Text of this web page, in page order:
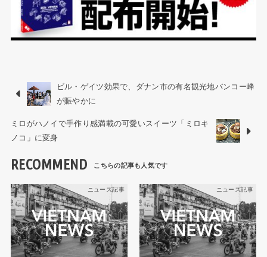
ビル・ゲイツ効果で、ダナン市の有名観光地バンコー峰
が賑やかに
ミロがハノイで手作り感満載の可愛いスイーツ「ミロキ
ノコ」に変身
RECOMMEND
ニュース記事 ニュース記事